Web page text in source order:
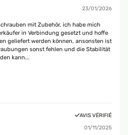
23/01/2026
mit Zubehör, ich habe mich
in Verbindung gesetzt und hoffe
geliefert werden können, ansonsten ist
sonst fehlen und die Stabilität
kann...
AVIS VÉRIFIÉ
01/11/2025